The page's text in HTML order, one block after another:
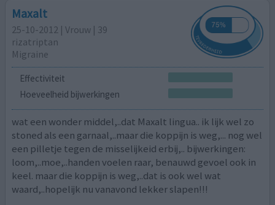
Maxalt
25-10-2012 | Vrouw | 39
rizatriptan
Migraine
Effectiviteit
Hoeveelheid bijwerkingen
wat een wonder middel,..dat Maxalt lingua.. ik lijk wel zo
stoned als een garnaal,..maar die koppijn is weg,... nog wel
een pilletje tegen de misselijkeid erbij,.. bijwerkingen:
loom,..moe,..handen voelen raar, benauwd gevoel ook in
keel. maar die koppijn is weg,..dat is ook wel wat
waard,..hopelijk nu vanavond lekker slapen!!!